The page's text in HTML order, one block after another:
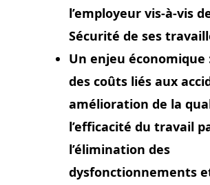
l’employeur vis-à-vis
Sécurité de ses
Un enjeu économique
des coûts liés aux
amélioration de la
l’efficacité du travail
l’élimination des
dysfonctionnements